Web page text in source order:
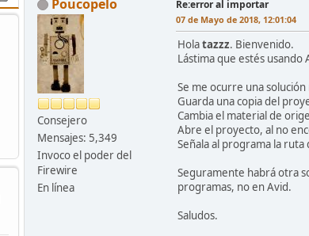
Poucopelo
Consejero
Mensajes: 5,349
Invoco el poder del
Firewire
En línea
Re:error al importar
07 de Mayo de 2018, 12:01:04
Holatazzz. Bienvenido.
Lástima que estés
Se me ocurre una
Guarda una copia del
Cambia el material de
Abre el proyecto, al no
Señala al programa la ruta
Seguramente habrá otra
programas, no en Avid.
Saludos.